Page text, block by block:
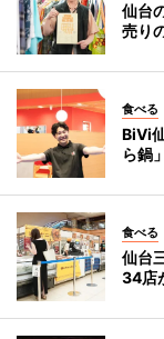
仙台
売り
食べる
BiVi
ら鍋
食べる
仙台
34店